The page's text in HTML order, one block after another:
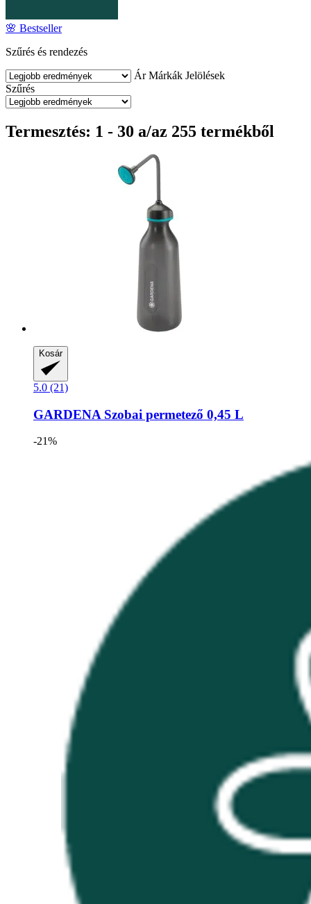
🌸 Bestseller
Szűrés és rendezés
Ár Márkák Jelölések
Szűrés
Termesztés: 1 - 30 a/az 255 termékből
Kosár
5.0 (21)
GARDENA Szobai permetező 0,45 L
-21%